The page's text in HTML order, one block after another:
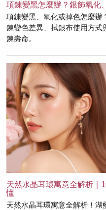
項鍊變黑怎麼辦？銀飾氧化
項鍊變黑、氧化或掉色怎麼
鍊變色差異、拭銀布使用方
鍊壽命。
天然水晶耳環寓意全解析｜
懂
天然水晶耳環寓意全解析！